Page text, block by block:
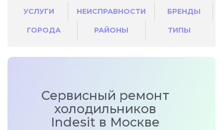
УСЛУГИ НЕИСПРАВНОСТИ БРЕНДЫ
ГОРОДА РАЙОНЫ ТИПЫ
Сервисный ремонт
холодильников
Indesit в Москве